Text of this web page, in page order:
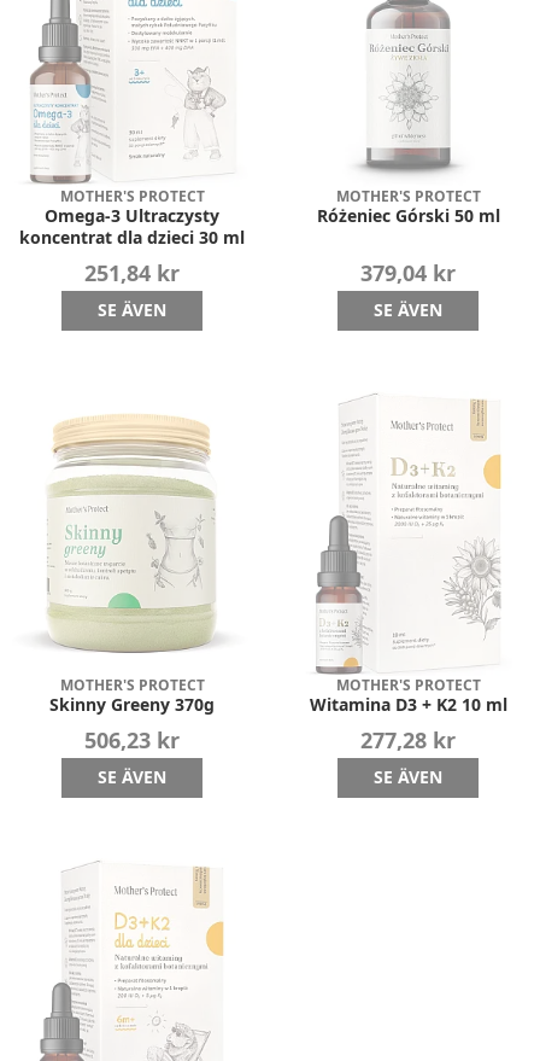
MOTHER'S PROTECT
Omega-3 Ultraczysty
koncentrat dla dzieci 30 ml
251,84 kr
SE ÄVEN
MOTHER'S PROTECT
Różeniec Górski 50 ml
379,04 kr
SE ÄVEN
MOTHER'S PROTECT
Skinny Greeny 370g
506,23 kr
SE ÄVEN
MOTHER'S PROTECT
Witamina D3 + K2 10 ml
277,28 kr
SE ÄVEN